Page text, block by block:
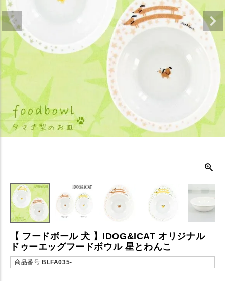
【 フードボール 犬 】IDOG&ICAT オリジナル
ドゥーエッグフードボウル 星とわんこ
商品番号 BLFA035-